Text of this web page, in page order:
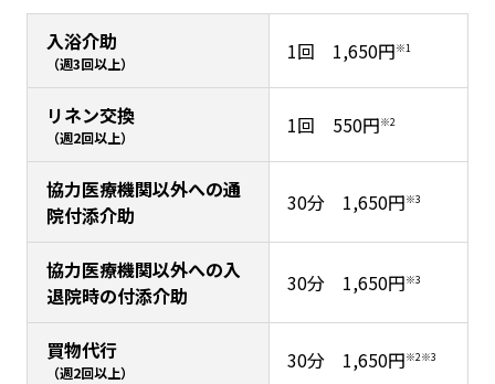
入浴介助
（週3回以上） 1回 1,650円※1
リネン交換
（週2回以上） 1回 550円※2
協力医療機関以外への通
院付添介助
30分 1,650円※3
協力医療機関以外への入
退院時の付添介助
30分 1,650円※3
買物代行
（週2回以上） 30分 1,650円※2※3